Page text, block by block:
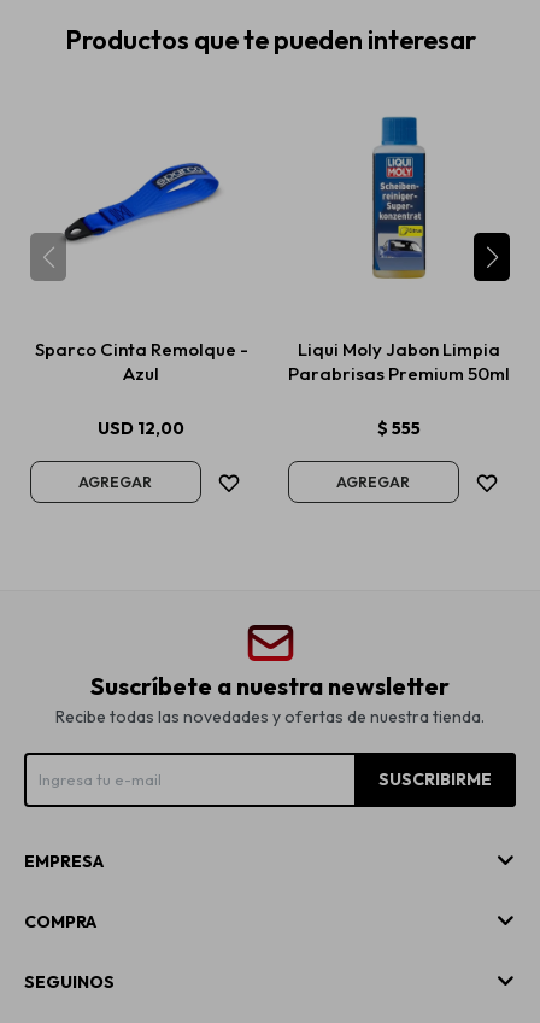
Productos que te pueden interesar
Sparco Cinta Remolque -
Azul
USD 12,00
Liqui Moly Jabon Limpia
Parabrisas Premium 50ml
$ 555
Suscríbete a nuestra newsletter
Recibe todas las novedades y ofertas de nuestra tienda.
SUSCRIBIRME
EMPRESA
COMPRA
SEGUINOS